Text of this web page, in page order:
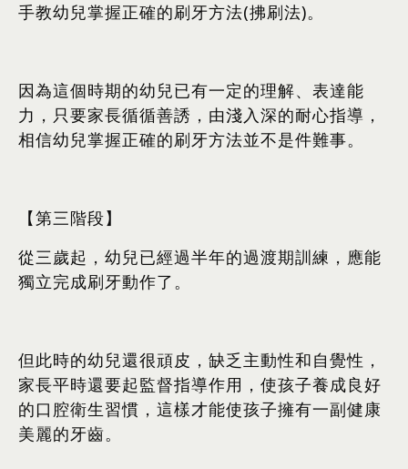
手教幼兒掌握正確的刷牙方法(拂刷法)。
因為這個時期的幼兒已有一定的理解、表達能
力，只要家長循循善誘，由淺入深的耐心指導，
相信幼兒掌握正確的刷牙方法並不是件難事。
【第三階段】
從三歲起，幼兒已經過半年的過渡期訓練，應能
獨立完成刷牙動作了。
但此時的幼兒還很頑皮，缺乏主動性和自覺性，
家長平時還要起監督指導作用，使孩子養成良好
的口腔衛生習慣，這樣才能使孩子擁有一副健康
美麗的牙齒。